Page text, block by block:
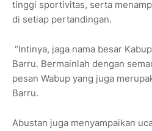
tinggi sportivitas, serta
di setiap pertandingan.
“Intinya, jaga nama besar
Barru. Bermainlah dengan
pesan Wabup yang juga
Barru.
Abustan juga menyampaikan